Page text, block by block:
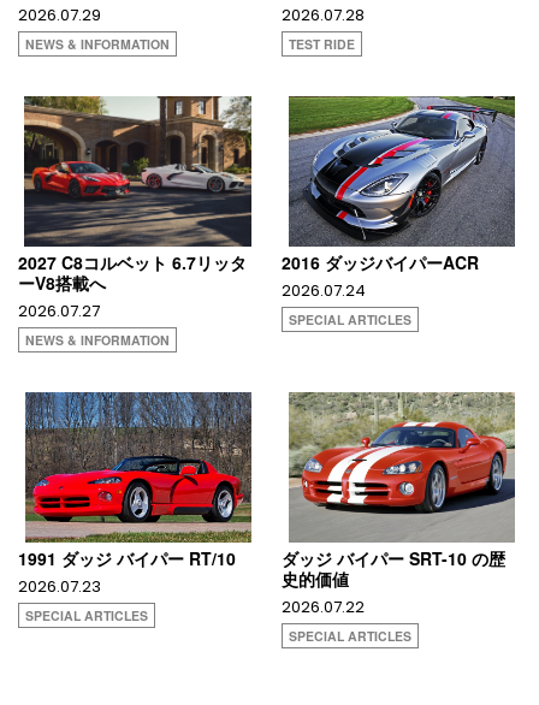
2026.07.29
NEWS & INFORMATION
2026.07.28
TEST RIDE
2027 C8コルベット 6.7リッタ
ーV8搭載へ
2026.07.27
NEWS & INFORMATION
2016 ダッジバイパーACR
2026.07.24
SPECIAL ARTICLES
1991 ダッジ バイパー RT/10
2026.07.23
SPECIAL ARTICLES
ダッジ バイパー SRT-10 の歴
史的価値
2026.07.22
SPECIAL ARTICLES